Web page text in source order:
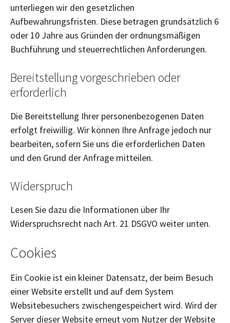
unterliegen wir den gesetzlichen
Aufbewahrungsfristen. Diese betragen grundsätzlich 6
oder 10 Jahre aus Gründen der ordnungsmäßigen
Buchführung und steuerrechtlichen Anforderungen.
Bereitstellung vorgeschrieben oder
erforderlich
Die Bereitstellung Ihrer personenbezogenen Daten
erfolgt freiwillig. Wir können Ihre Anfrage jedoch nur
bearbeiten, sofern Sie uns die erforderlichen Daten
und den Grund der Anfrage mitteilen.
Widerspruch
Lesen Sie dazu die Informationen über Ihr
Widerspruchsrecht nach Art. 21 DSGVO weiter unten.
Cookies
Ein Cookie ist ein kleiner Datensatz, der beim Besuch
einer Website erstellt und auf dem System
Websitebesuchers zwischengespeichert wird. Wird der
Server dieser Website erneut vom Nutzer der Website